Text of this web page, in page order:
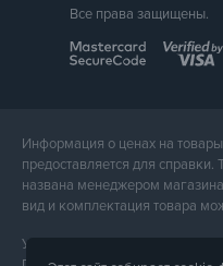
Все права защищены.
Информация о ценах на
предоставляется для справки.
названа менеджером
вид и комплектация товара
Услуги предоставляет ФЛП